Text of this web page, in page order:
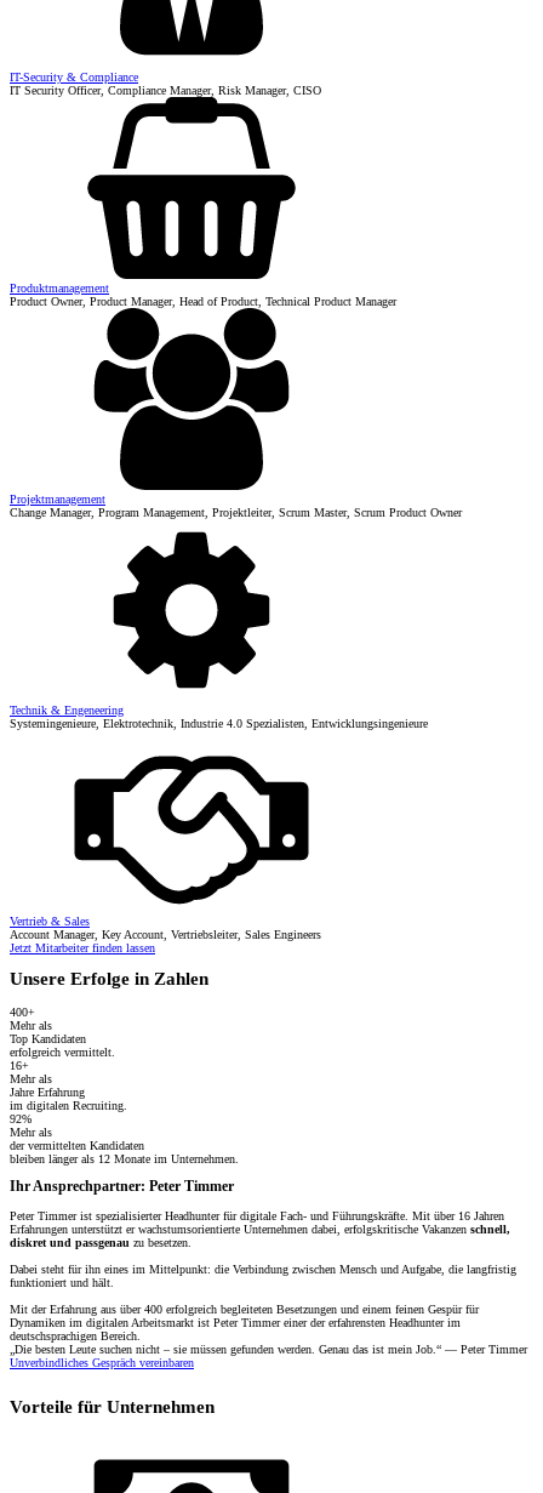
IT-Security & Compliance
IT Security Officer, Compliance Manager, Risk Manager, CISO
Produktmanagement
Product Owner, Product Manager, Head of Product, Technical Product Manager
Projektmanagement
Change Manager, Program Management, Projektleiter, Scrum Master, Scrum Product Owner
Technik & Engeneering
Systemingenieure, Elektrotechnik, Industrie 4.0 Spezialisten, Entwicklungsingenieure
Vertrieb & Sales
Account Manager, Key Account, Vertriebsleiter, Sales Engineers
Jetzt Mitarbeiter finden lassen
Unsere Erfolge in Zahlen
400+
Mehr als
Top Kandidaten
erfolgreich vermittelt.
16+
Mehr als
Jahre Erfahrung
im digitalen Recruiting.
92%
Mehr als
der vermittelten Kandidaten
bleiben länger als 12 Monate im Unternehmen.
Ihr Ansprechpartner: Peter Timmer
Peter Timmer ist spezialisierter Headhunter für digitale Fach- und Führungskräfte. Mit über 16 Jahren
Erfahrungen unterstützt er wachstumsorientierte Unternehmen dabei, erfolgskritische Vakanzen schnell,
diskret und passgenau zu besetzen.
Dabei steht für ihn eines im Mittelpunkt: die Verbindung zwischen Mensch und Aufgabe, die langfristig
funktioniert und hält.
Mit der Erfahrung aus über 400 erfolgreich begleiteten Besetzungen und einem feinen Gespür für
Dynamiken im digitalen Arbeitsmarkt ist Peter Timmer einer der erfahrensten Headhunter im
deutschsprachigen Bereich.
„Die besten Leute suchen nicht – sie müssen gefunden werden. Genau das ist mein Job.“ — Peter Timmer
Unverbindliches Gespräch vereinbaren
Vorteile für Unternehmen